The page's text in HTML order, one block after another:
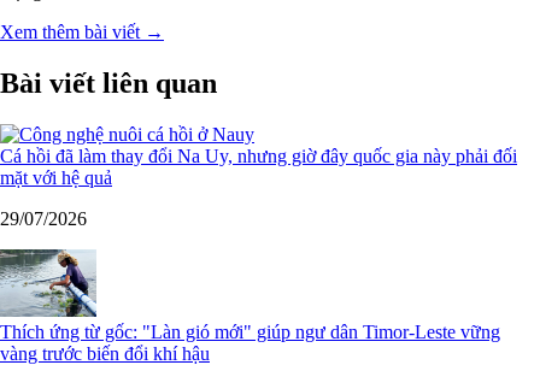
Xem thêm bài viết →
Bài viết liên quan
Cá hồi đã làm thay đổi Na Uy, nhưng giờ đây quốc gia này phải đối
mặt với hệ quả
29/07/2026
Thích ứng từ gốc: "Làn gió mới" giúp ngư dân Timor-Leste vững
vàng trước biến đổi khí hậu